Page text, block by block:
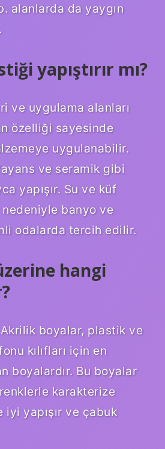
alanlarda da yaygın
yapıştırır mı?
ve uygulama alanları
özelliği sayesinde
uygulanabilir.
ve seramik gibi
yapışır. Su ve küf
banyo ve
odalarda tercih edilir.
hangi
boyalar, plastik ve
kılıfları için en
boyalardır. Bu boyalar
karakterize
yapışır ve çabuk